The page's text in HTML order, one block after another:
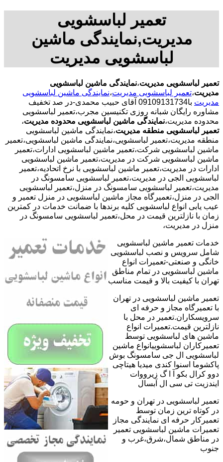
تعمیر لباسشویی
مدیریت,نمایندگی ماشین
لباسشویی مدیریت
تعمیر لباسشویی مدیریت،نمایندگی ماشین لباسشویی
مدیریت،تعمیر لباسشویی مدیریت،نمایندگی ماشین لباسشویی
مدیریت
با09109131734 آقای حبیب محمدی-در صد تخفیف
مشاوره رایگان شبانه روزی تکنیسین مجرب،تعمیر لباسشویی
محدوده مدیریت،نمایندگی ماشین لباسشویی محدوده مدیریت،
تعمیر لباسشویی منطقه مدیریت،نمایندگی ماشین لباسشویی
منطقه مدیریت،تعمیر لباسشویی،نمایندگی ماشین لباسشویی،تعمیر
ماشین لباسشویی شرکت،تعمیر ماشین لباسشویی ادارات،تعمیر
ماشین لباسشویی شرکت در مدیریت،تعمیر ماشین لباسشویی
ادارات در مدیریت،تعمیر ماشین لباسشویی با نرخ اتحادیه،تعمیر
لباسشویی الجی در مدیریت،تعمیر لباسشویی سامسونگ در
مدیریت،تعمیر لباسشویی سامسونگ در منزل،تعمیر لباسشویی
الجی در منزل،تعمیرگاه مجاز ماشین لباسشویی در منزل تعمیر و
عیب یابی انواع لباسشویی کلیه برندها با ضمانت خدمات در کمترین
زمان با نازلترین قیمت در محل،تعمیر لباسشویی سامسونگ در
منزل در مدیریت،
خدمات تعمیر ماشین لباسشویی
شامل سرویس و نصب لباسشویی
خانگی و صنعتی-تعمیرات انواع
ماشین لباسشویی در تمام مناطق
تهران با کیفیت بالا و قیمت مناسب
تعمیر ماشین لباسشویی در تهران
با تعمیرگاه مجاز و حرفه ای
سرویسکاران.تعمیر در محل با
نازلترین قیمت.تعمیرات انواع
ماشین های لباسشویی توسط
تعمیرکاران لباسشوییانواع ماشین
لباسشویی ال جی سامسونگ بوش
پاکشوما اسنوا کندی میدیا هیتاچی
دوو کرال بکو آ ا گ زیرووات
ایندزیت تی سی ال آبسال
تعمیر لباسشویی در تهران و حومه
در کوتاه ترین زمان توسط
تعمیرکار حرفه ای نمایندگی مجاز
تعمیرات ماشین لباسشویی تعمیر
در مناطق شمال،شرق،غرب و
جنوب